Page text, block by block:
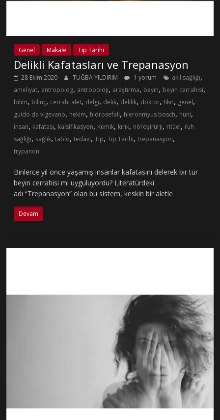
Genel Makale Tıp Tarihi
Delikli Kafatasları ve Trepanasyon
28 Ekim 2020 TUĞBA YILDIRIM 1 yorum akıl sağlığı,
ameliyat, antropolog, antropoloji, araştırma, beyin, beyin cerrahisi,
bilim, bilinç, cerrahi alet, delgi, delik, delilik, doktor,fikir, genel,
guido da vigevano, hekim, hidrosefali, hieronmyus bosch, huni,
insan, kafatası, kalsifikasyon, Kemik, kırık, nöroşirürji, ritüel, ruh
sağlığı, sağlık,tablo,tedavi,Tıp,Tıp Tarihi,trepanasyon,
trypanon
Binlerce yıl önce yaşamış insanlar kafatasını delerek bir tür
beyin cerrahisi mi uyguluyordu? Literatürdeki
adı “Trepanasyon” olan bu sistem, keskin bir aletle
Devam